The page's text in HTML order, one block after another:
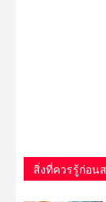
สิ่งที่ควรรู้ก่อน